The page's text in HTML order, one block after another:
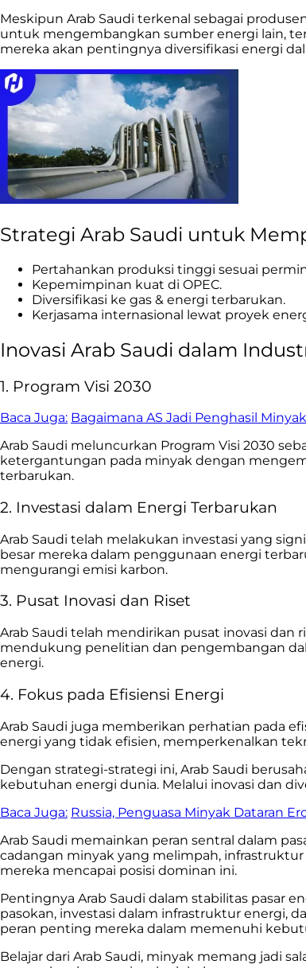
Meskipun Arab Saudi terkenal sebagai
untuk mengembangkan sumber energi lain,
mereka akan pentingnya diversifikasi energi
Strategi Arab Saudi untuk
Pertahankan produksi tinggi sesuai
Kepemimpinan kuat di OPEC.
Diversifikasi ke gas & energi terbarukan.
Kerjasama internasional lewat proyek
Inovasi Arab Saudi dalam
1. Program Visi 2030
Baca Juga: Bagaimana AS Jadi Penghasil
Arab Saudi meluncurkan Program Visi 2030
ketergantungan pada minyak dengan
terbarukan.
2. Investasi dalam Energi Terbarukan
Arab Saudi telah melakukan investasi yang
besar mereka dalam penggunaan energi
mengurangi emisi karbon.
3. Pusat Inovasi dan Riset
Arab Saudi telah mendirikan pusat inovasi
mendukung penelitian dan pengembangan
energi.
4. Fokus pada Efisiensi Energi
Arab Saudi juga memberikan perhatian pada
energi yang tidak efisien, memperkenalkan
Dengan strategi-strategi ini, Arab Saudi
kebutuhan energi dunia. Melalui inovasi dan
Baca Juga: Russia, Penguasa Minyak Dataran
Arab Saudi memainkan peran sentral dalam
cadangan minyak yang melimpah,
mereka mencapai posisi dominan ini.
Pentingnya Arab Saudi dalam stabilitas pasar
pasokan, investasi dalam infrastruktur energi,
peran penting mereka dalam memenuhi
Belajar dari Arab Saudi, minyak memang jadi